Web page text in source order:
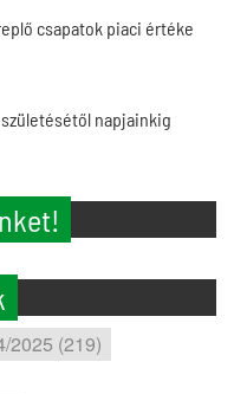
csapatok piaci értéke
napjainkig
2025 (219)